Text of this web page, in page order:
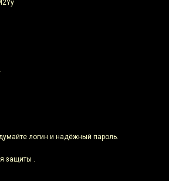
логин и надёжный пароль.
защиты .